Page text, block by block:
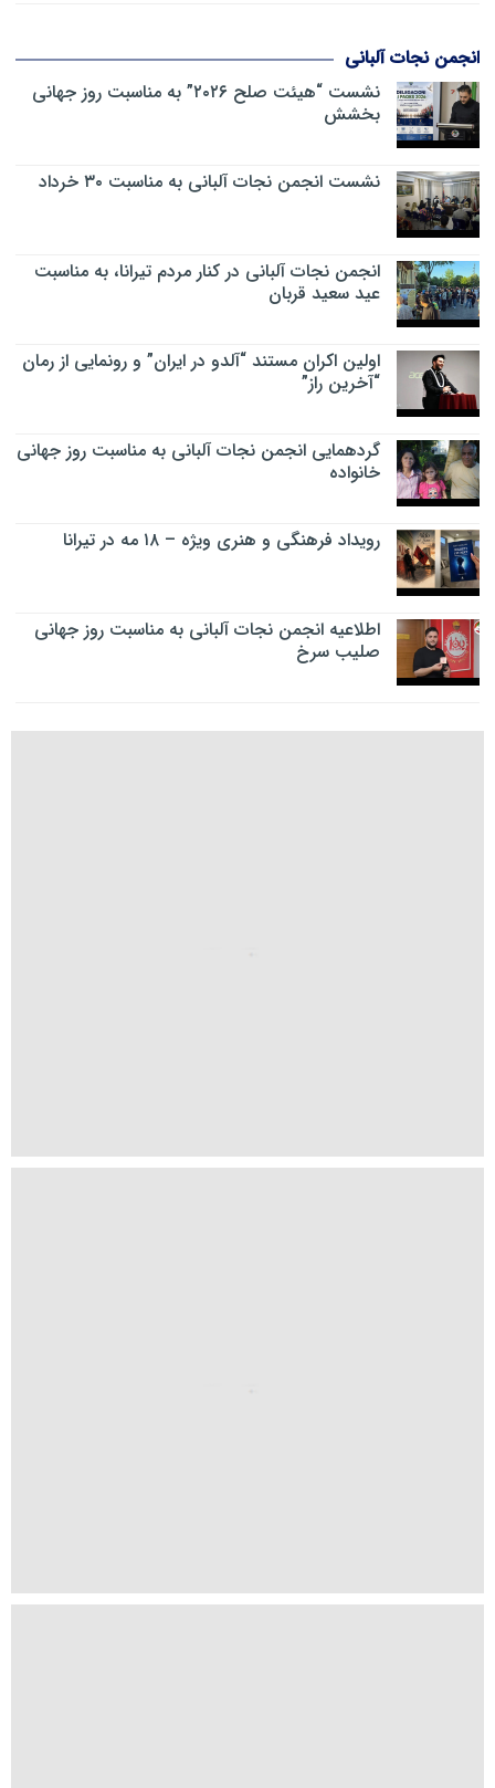
انجمن نجات آلبانی
نشست “هیئت صلح ۲۰۲۶” به مناسبت روز جهانی
بخشش
نشست انجمن نجات آلبانی به مناسبت ۳۰ خرداد
انجمن نجات آلبانی در کنار مردم تیرانا، به مناسبت
عید سعید قربان
اولین اکران مستند “آلدو در ایران” و رونمایی از رمان
“آخرین راز”
گردهمایی انجمن نجات آلبانی به مناسبت روز جهانی
خانواده
رویداد فرهنگی و هنری ویژه – ۱۸ مه در تیرانا
اطلاعیه انجمن نجات آلبانی به مناسبت روز جهانی
صلیب سرخ